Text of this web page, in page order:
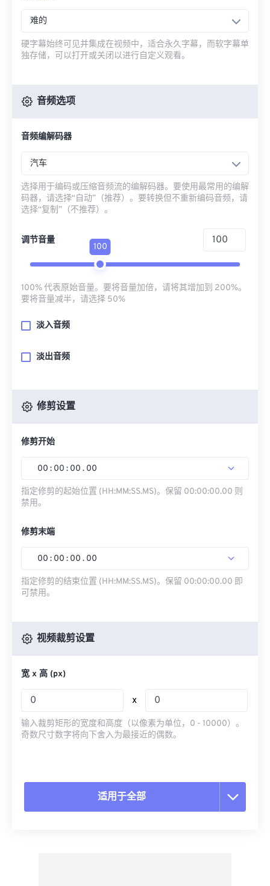
难的
硬字幕始终可见并集成在视频中，适合永久字幕，而软字幕单
独存储，可以打开或关闭以进行自定义观看。
音频选项
音频编解码器
汽车
选择用于编码或压缩音频流的编解码器。要使用最常用的编解
码器，请选择“自动”（推荐）。要转换但不重新编码音频，请
选择“复制”（不推荐）。
调节音量
100
100% 代表原始音量。要将音量加倍，请将其增加到 200%。
要将音量减半，请选择 50%
淡入音频
淡出音频
修剪设置
修剪开始
00 : 00 : 00 . 00
指定修剪的起始位置 (HH:MM:SS.MS)。保留 00:00:00.00 则
禁用。
修剪末端
00 : 00 : 00 . 00
指定修剪的结束位置 (HH:MM:SS.MS)。保留 00:00:00.00 即
可禁用。
视频裁剪设置
宽 x 高 (px)
x
输入裁剪矩形的宽度和高度（以像素为单位，0 - 10000）。
奇数尺寸数字将向下舍入为最接近的偶数。
适用于全部